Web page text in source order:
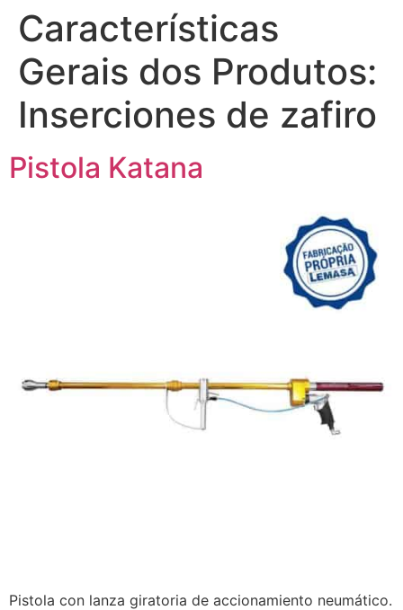
Características
Gerais dos Produtos:
Inserciones de zafiro
Pistola Katana
Pistola con lanza giratoria de accionamiento neumático.